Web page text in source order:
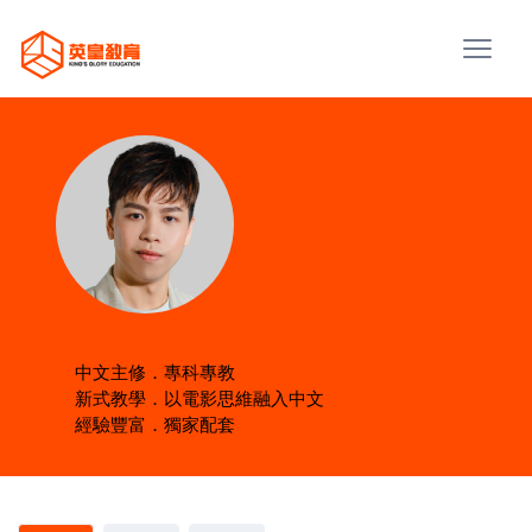
中文主修．專科專教
新式教學．以電影思維融入中文
經驗豐富．獨家配套